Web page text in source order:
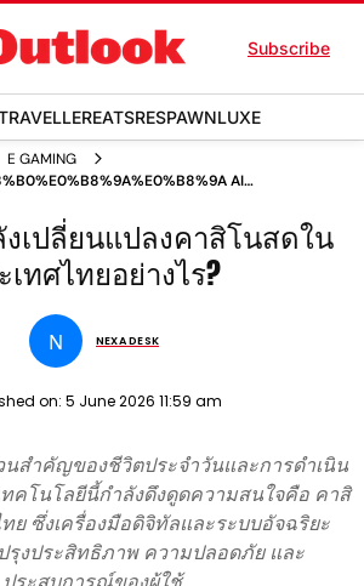
Subscribe
EATSRESPAWNLUXE
E GAMING
AI
งเปลี่ยนแปลงคาสิโนสดใน
เทศไทยอย่างไร?
N NEXA DESK
on: 5 June 2026 11:59 am
นสำคัญของชีวิตประจำวันและการดำเนิน
คโนโลยีนี้กำลังดึงดูดความสนใจคือ คาสิ
ย ซึ่งเครื่องมือดิจิทัลและระบบอัจฉริยะ
รุงประสิทธิภาพ ความปลอดภัย และ